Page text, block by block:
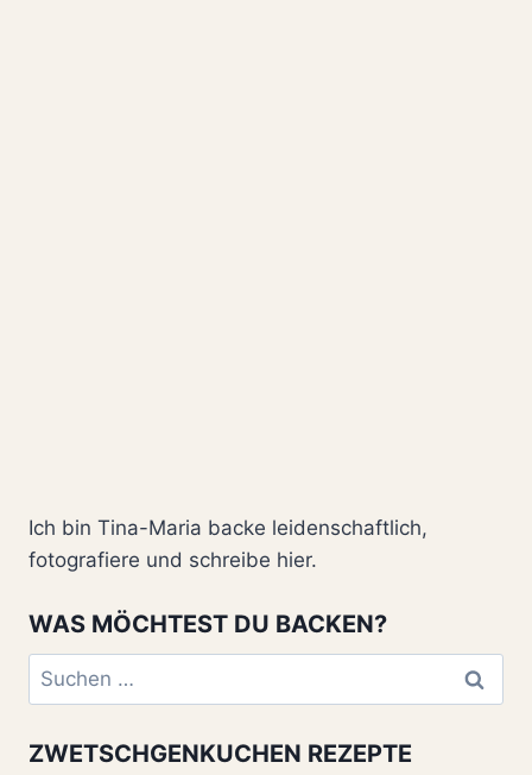
Ich bin Tina-Maria backe leidenschaftlich,
fotografiere und schreibe hier.
WAS MÖCHTEST DU BACKEN?
Suchen
nach:
ZWETSCHGENKUCHEN REZEPTE